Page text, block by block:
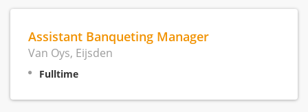
Assistant Banqueting Manager
Van Oys, Eijsden
Fulltime